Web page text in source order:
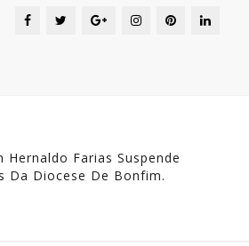
Hernaldo Farias Suspende
Da Diocese De Bonfim.